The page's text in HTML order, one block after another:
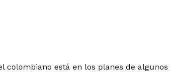
colombiano está en los planes de